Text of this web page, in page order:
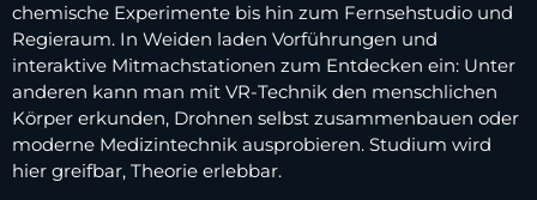
chemische Experimente bis hin zum Fernsehstudio und
Regieraum. In Weiden laden Vorführungen und
interaktive Mitmachstationen zum Entdecken ein: Unter
anderen kann man mit VR-Technik den menschlichen
Körper erkunden, Drohnen selbst zusammenbauen oder
moderne Medizintechnik ausprobieren. Studium wird
hier greifbar, Theorie erlebbar.